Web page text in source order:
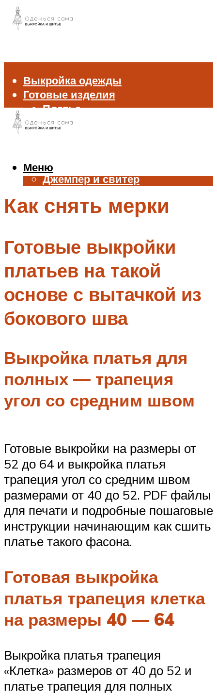
Выкройка одежды
Готовые изделия
Платье
Брюки
Жилет
Джемпер и свитер
Аксессуары
Меню
Как снять мерки
Готовые выкройки
платьев на такой
основе с вытачкой из
бокового шва
Выкройка платья для
полных — трапеция
угол со средним швом
Готовые выкройки на размеры от
52 до 64 и выкройка платья
трапеция угол со средним швом
размерами от 40 до 52. PDF файлы
для печати и подробные пошаговые
инструкции начинающим как сшить
платье такого фасона.
Готовая выкройка
платья трапеция клетка
на размеры 40 — 64
Выкройка платья трапеция
«Клетка» размеров от 40 до 52 и
платье трапеция для полных